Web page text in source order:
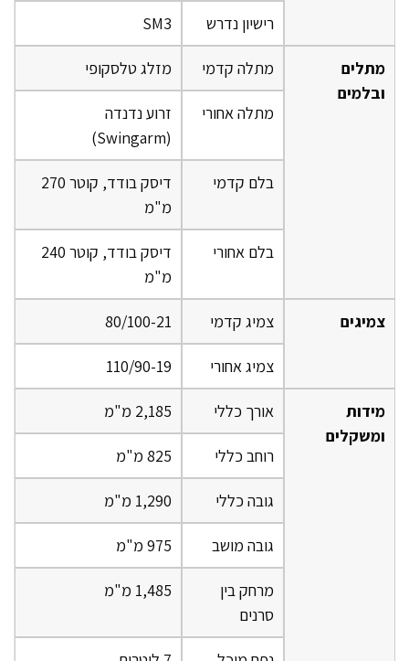
רישיון נדרש SM3
מתלים
ובלמים
מתלה קדמי מזלג טלסקופי
מתלה אחורי
זרוע נדנדה
(Swingarm)
בלם קדמי
דיסק בודד, קוטר 270
מ"מ
בלם אחורי
דיסק בודד, קוטר 240
מ"מ
צמיגים צמיג קדמי 80/100-21
צמיג אחורי 110/90-19
מידות
ומשקלים
אורך כללי 2,185 מ"מ
רוחב כללי 825 מ"מ
גובה כללי 1,290 מ"מ
גובה מושב 975 מ"מ
מרחק בין
סרנים
1,485 מ"מ